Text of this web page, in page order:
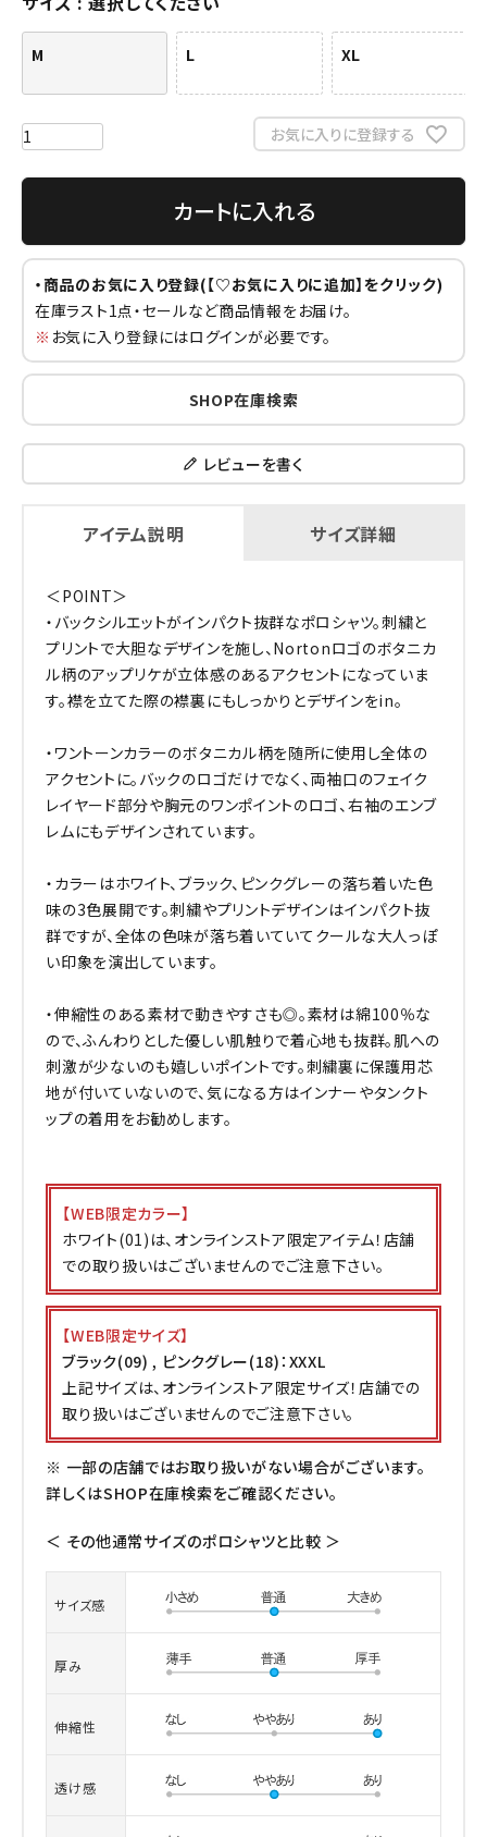
M L XL
お気に入りに登録する
カートに入れる
・商品のお気に入り登録(【♡お気に入りに追加】をクリック)
在庫ラスト1点・セールなど商品情報をお届け。
※ お気に入り登録にはログインが必要です。
SHOP在庫検索
レビューを書く
アイテム説明 サイズ詳細
＜POINT＞
・バックシルエットがインパクト抜群なポロシャツ。刺繍と
プリントで大胆なデザインを施し、Nortonロゴのボタニカ
ル柄のアップリケが立体感のあるアクセントになっていま
す。襟を立てた際の襟裏にもしっかりとデザインをin。
・ワントーンカラーのボタニカル柄を随所に使用し全体の
アクセントに。バックのロゴだけでなく、両袖口のフェイク
レイヤード部分や胸元のワンポイントのロゴ、右袖のエンブ
レムにもデザインされています。
・カラーはホワイト、ブラック、ピンクグレーの落ち着いた色
味の3色展開です。刺繍やプリントデザインはインパクト抜
群ですが、全体の色味が落ち着いていてクールな大人っぽ
い印象を演出しています。
・伸縮性のある素材で動きやすさも◎。素材は綿100％な
ので、ふんわりとした優しい肌触りで着心地も抜群。肌への
刺激が少ないのも嬉しいポイントです。刺繍裏に保護用芯
地が付いていないので、気になる方はインナーやタンクト
ップの着用をお勧めします。
【WEB限定カラー】
ホワイト(01)は、オンラインストア限定アイテム！店舗
での取り扱いはございませんのでご注意下さい。
【WEB限定サイズ】
ブラック(09) , ピンクグレー(18)：XXXL
上記サイズは、オンラインストア限定サイズ！店舗での
取り扱いはございませんのでご注意下さい。
※ 一部の店舗ではお取り扱いがない場合がございます。
詳しくはSHOP在庫検索をご確認ください。
＜ その他通常サイズのポロシャツと比較 ＞
サイズ感
厚み
伸縮性
透け感